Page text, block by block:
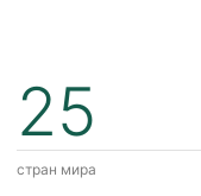
25
стран мира